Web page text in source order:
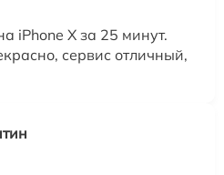
iPhone X за 25 минут.
сервис отличный,